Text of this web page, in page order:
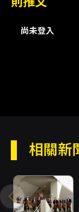
配樂到室
瑙河圓舞
風格在
位大提
約翰·施
的舞曲
作曲家
安排上
尚未登入
相關新